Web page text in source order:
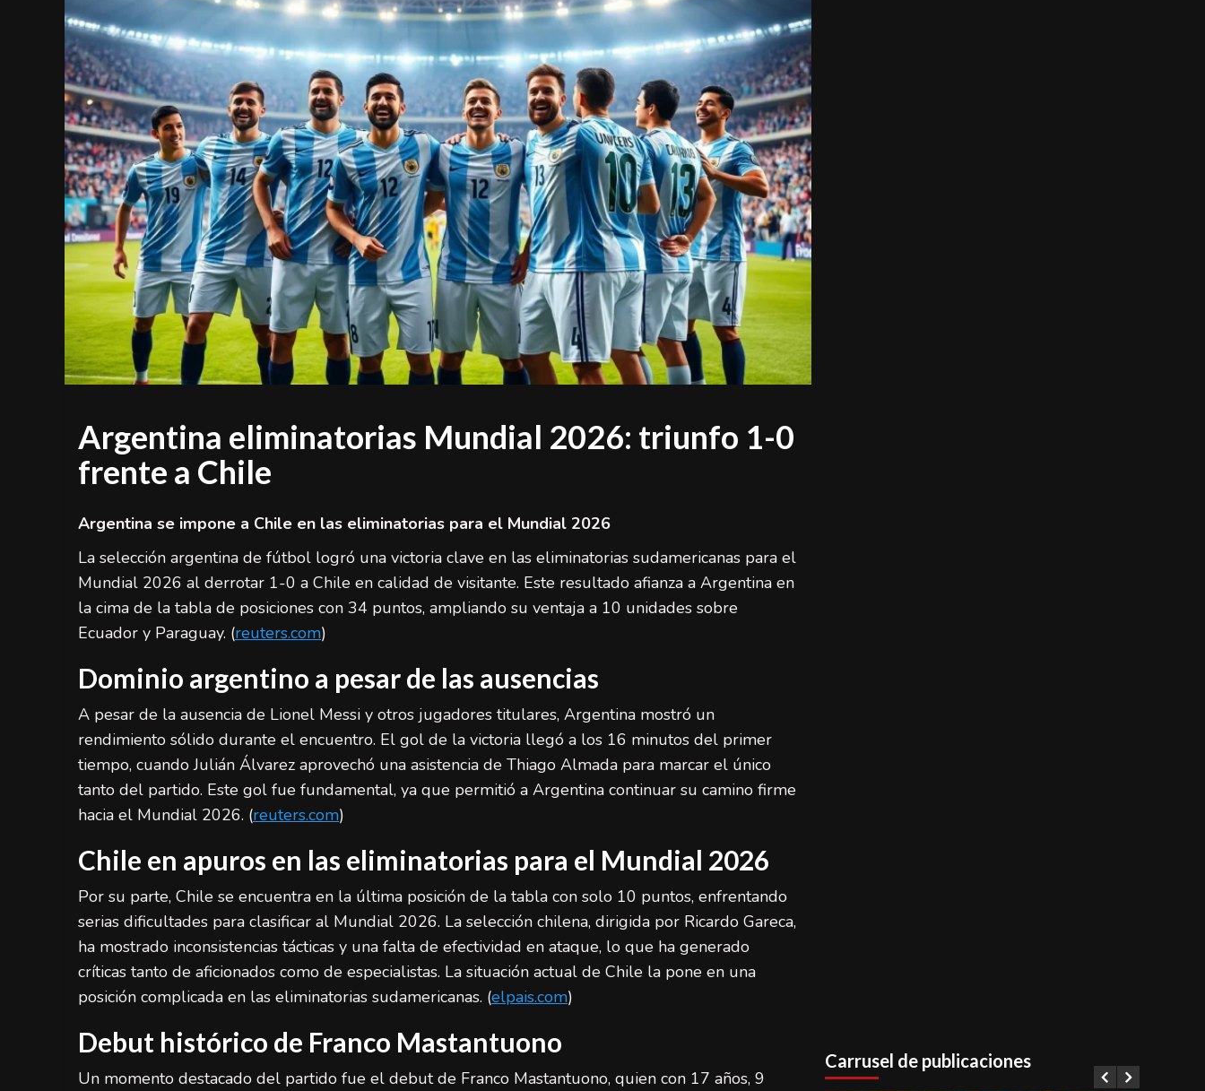
Argentina eliminatorias Mundial 2026: triunfo 1-0
frente a Chile
Argentina se impone a Chile en las eliminatorias para el Mundial 2026
La selección argentina de fútbol logró una victoria clave en las eliminatorias sudamericanas para el
Mundial 2026 al derrotar 1-0 a Chile en calidad de visitante. Este resultado afianza a Argentina en
la cima de la tabla de posiciones con 34 puntos, ampliando su ventaja a 10 unidades sobre
Ecuador y Paraguay. (reuters.com)
Dominio argentino a pesar de las ausencias
A pesar de la ausencia de Lionel Messi y otros jugadores titulares, Argentina mostró un
rendimiento sólido durante el encuentro. El gol de la victoria llegó a los 16 minutos del primer
tiempo, cuando Julián Álvarez aprovechó una asistencia de Thiago Almada para marcar el único
tanto del partido. Este gol fue fundamental, ya que permitió a Argentina continuar su camino firme
hacia el Mundial 2026. (reuters.com)
Chile en apuros en las eliminatorias para el Mundial 2026
Por su parte, Chile se encuentra en la última posición de la tabla con solo 10 puntos, enfrentando
serias dificultades para clasificar al Mundial 2026. La selección chilena, dirigida por Ricardo Gareca,
ha mostrado inconsistencias tácticas y una falta de efectividad en ataque, lo que ha generado
críticas tanto de aficionados como de especialistas. La situación actual de Chile la pone en una
posición complicada en las eliminatorias sudamericanas. (elpais.com)
Debut histórico de Franco Mastantuono
Un momento destacado del partido fue el debut de Franco Mastantuono, quien con 17 años, 9
Carrusel de publicaciones